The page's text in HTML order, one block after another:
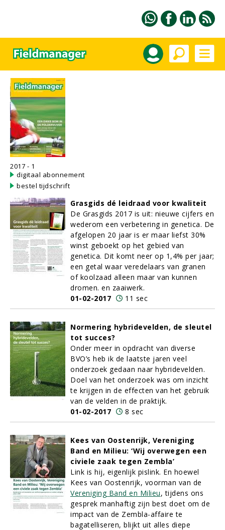
2017 - 1
digitaal abonnement
bestel tijdschrift
Grasgids dé leidraad voor kwaliteit
De Grasgids 2017 is uit: nieuwe cijfers en
wederom een verbetering in genetica. De
afgelopen 20 jaar is er maar liefst 30%
winst geboekt op het gebied van
genetica. Dit komt neer op 1,4% per jaar;
een getal waar veredelaars van granen
of koolzaad alleen maar van kunnen
dromen. en zaaiwerk.
01-02-2017
11 sec
Normering hybridevelden, de sleutel
tot succes?
Onder meer in opdracht van diverse
BVO’s heb ik de laatste jaren veel
onderzoek gedaan naar hybridevelden.
Doel van het onderzoek was om inzicht
te krijgen in de effecten van het gebruik
van de velden in de praktijk.
01-02-2017
8 sec
Kees van Oostenrijk, Vereniging
Band en Milieu: ‘Wij overwegen een
civiele zaak tegen Zembla’
Link is hij, eigenlijk pislink. En hoewel
Kees van Oostenrijk, voorman van de
Vereniging Band en Milieu, tijdens ons
gesprek manhaftig zijn best doet om de
impact van de Zembla-affaire te
bagatelliseren, blijkt uit alles diepe